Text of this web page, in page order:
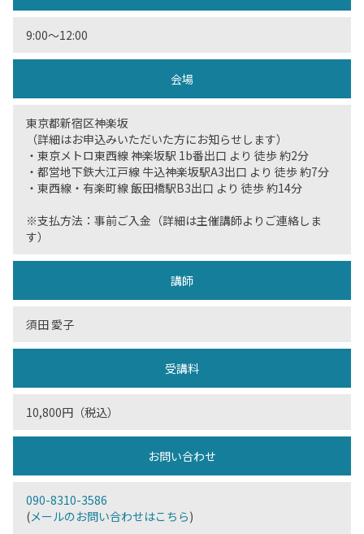
9:00〜12:00
会場
東京都新宿区神楽坂
（詳細はお申込みいただいた方にお知らせします）
・東京メトロ東西線 神楽坂駅 1b番出口 より 徒歩 約2分
・都営地下鉄大江戸線 牛込神楽坂駅A3出口 より 徒歩 約7分
・東西線・有楽町線 飯田橋駅B3出口 より 徒歩 約14分
※支払方法：事前ご入金（詳細は主催講師よりご連絡しま
す）
講師
須田 愛子
受講料
10,800円（税込）
お問い合わせ
090-8310-3586
(メールのお問い合わせはこちら)